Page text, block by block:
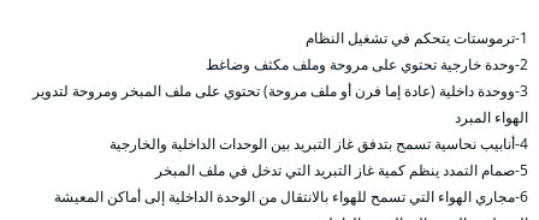
1-ترموستات يتحكم في تشغيل النظام
2-وحدة خارجية تحتوي على مروحة وملف مكثف وضاغط
3-ووحدة داخلية (عادة إما فرن أو ملف مروحة) تحتوي على ملف المبخر ومروحة لتدوير
الهواء المبرد
4-أنابيب نحاسية تسمح بتدفق غاز التبريد بين الوحدات الداخلية والخارجية
5-صمام التمدد ينظم كمية غاز التبريد التي تدخل في ملف المبخر
6-مجاري الهواء التي تسمح للهواء بالانتقال من الوحدة الداخلية إلى أماكن المعيشة